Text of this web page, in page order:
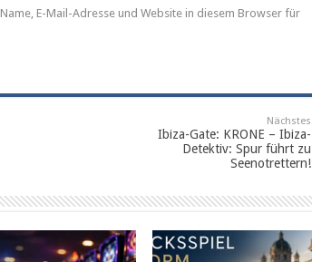
Name, E-Mail-Adresse und Website in diesem Browser für
Nächstes
Ibiza-Gate: KRONE – Ibiza-
Detektiv: Spur führt zu
Seenotrettern!